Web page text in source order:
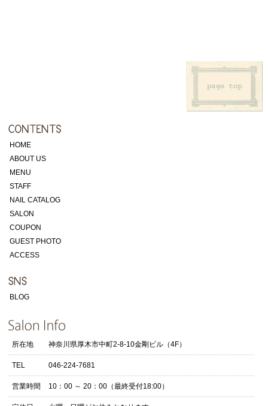
HOME
ABOUT US
MENU
STAFF
NAIL CATALOG
SALON
COUPON
GUEST PHOTO
ACCESS
BLOG
所在地 神奈川県厚木市中町2-8-10金剛ビル（4F）
TEL 046-224-7681
営業時間 10：00 ～ 20：00（最終受付18:00）